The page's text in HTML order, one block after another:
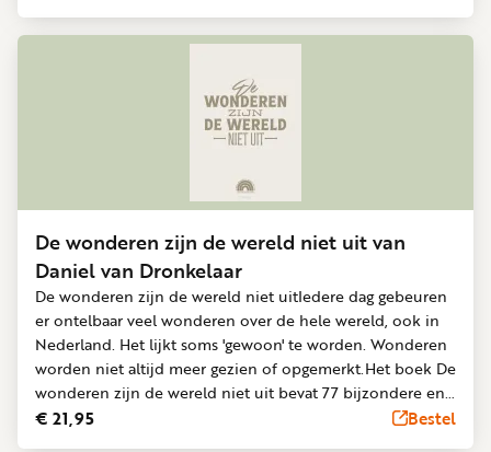
je mee langs bijbelse sleutelmomenten. De focus is het
teksten, verdiepende oefeningen en kleurrijke illustraties
die je helpen om stil te worden en God zelf te
De wonderen zijn de wereld niet uit van
Daniel van Dronkelaar
De wonderen zijn de wereld niet uitIedere dag gebeuren
er ontelbaar veel wonderen over de hele wereld, ook in
Nederland. Het lijkt soms 'gewoon' te worden. Wonderen
worden niet altijd meer gezien of opgemerkt.Het boek De
wonderen zijn de wereld niet uit bevat 77 bijzondere en
aangrijpende verhalen van bekende en onbekende
€ 21,95 Bestel